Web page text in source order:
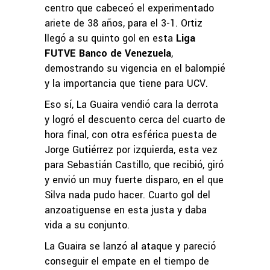
centro que cabeceó el experimentado
ariete de 38 años, para el 3-1. Ortiz
llegó a su quinto gol en esta Liga
FUTVE Banco de Venezuela,
demostrando su vigencia en el balompié
y la importancia que tiene para UCV.
Eso sí, La Guaira vendió cara la derrota
y logró el descuento cerca del cuarto de
hora final, con otra esférica puesta de
Jorge Gutiérrez por izquierda, esta vez
para Sebastián Castillo, que recibió, giró
y envió un muy fuerte disparo, en el que
Silva nada pudo hacer. Cuarto gol del
anzoatiguense en esta justa y daba
vida a su conjunto.
La Guaira se lanzó al ataque y pareció
conseguir el empate en el tiempo de